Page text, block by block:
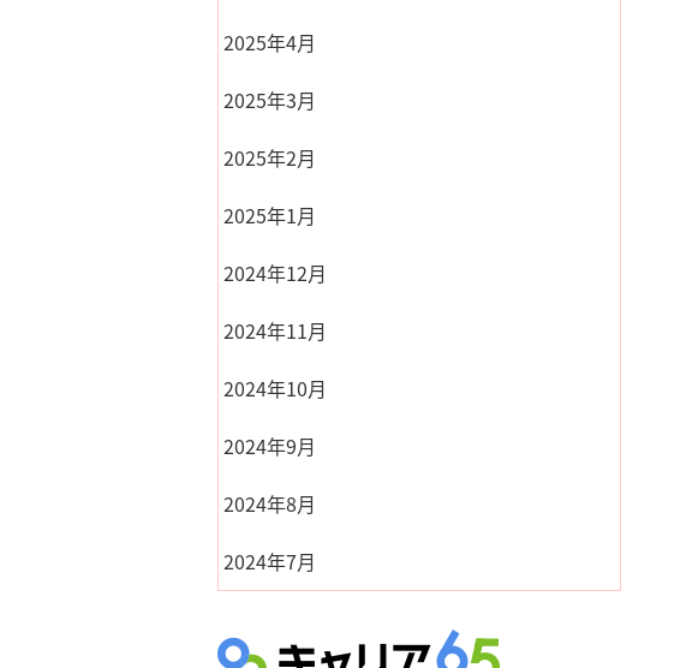
2025年4月
2025年3月
2025年2月
2025年1月
2024年12月
2024年11月
2024年10月
2024年9月
2024年8月
2024年7月